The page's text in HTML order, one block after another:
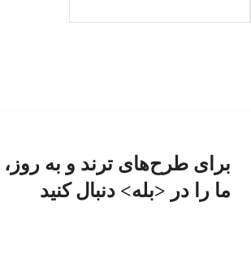
برای طرح‌های ترند و به روز،
ما را در <بله> دنبال کنید